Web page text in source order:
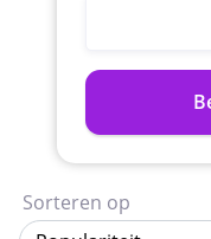
Sorteren op